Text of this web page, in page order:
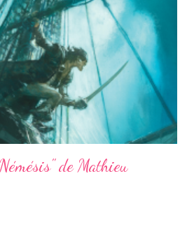
Lavallée et tout comme pour "Une
j'ai adoré ma lecture. Tout d'abord, je
de Mathieu